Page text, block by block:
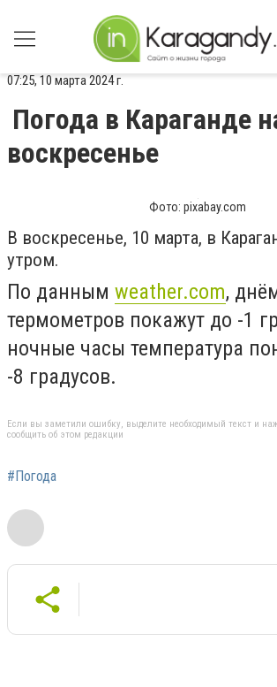
07:25, 10 марта 2024 г.
Погода в Караганде
воскресенье
Фото: pixabay.com
В воскресенье, 10 марта, в
утром.
По данным weather.com,
термометров покажут до -1
ночные часы температура
-8 градусов.
Если вы заметили ошибку, выделите необходимый текст и
сообщить об этом редакции
#Погода